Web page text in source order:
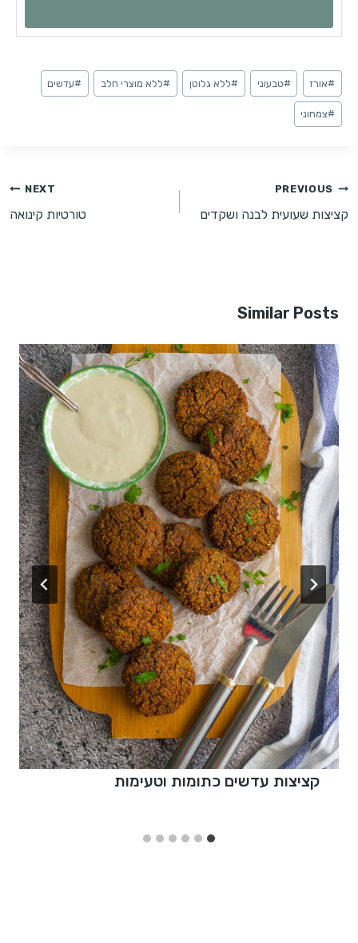
Post
Tags:
#אורז #טבעוני #ללא גלוטן #ללא מוצרי חלב #עדשים
#צמחוני
ניווטPREVIOUS
קציצות שעועית לבנה ושקדים
NEXT
טורטיות קינואה
Similar Posts
קציצות עדשים כתומות וטעימות